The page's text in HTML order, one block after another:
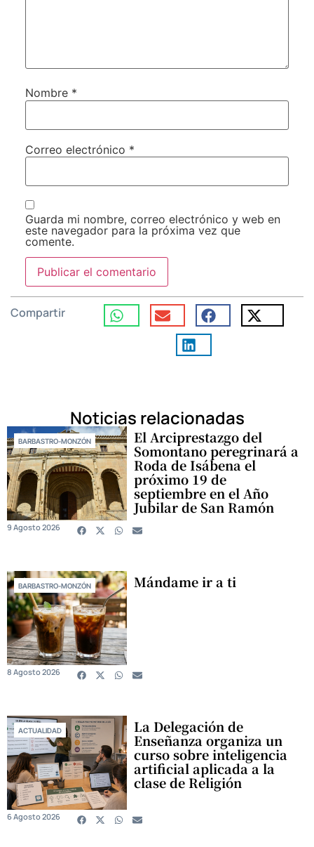
Nombre *
Correo electrónico *
Guarda mi nombre, correo electrónico y web en
este navegador para la próxima vez que
comente.
Compartir
Noticias relacionadas
BARBASTRO-MONZÓN El Arciprestazgo del
Somontano peregrinará a
Roda de Isábena el
próximo 19 de
septiembre en el Año
Jubilar de San Ramón
9 Agosto 2026
BARBASTRO-MONZÓN Mándame ir a ti
8 Agosto 2026
ACTUALIDAD La Delegación de
Enseñanza organiza un
curso sobre inteligencia
artificial aplicada a la
clase de Religión
6 Agosto 2026